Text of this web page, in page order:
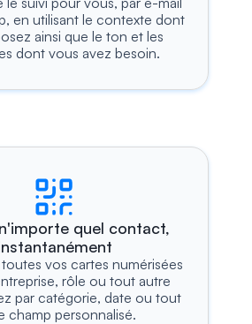
en utilisant le contexte dont
ainsi que le ton et les
dont vous avez besoin.
quel contact,
vos cartes numérisées
rôle ou tout autre
par catégorie, date ou tout
champ personnalisé.